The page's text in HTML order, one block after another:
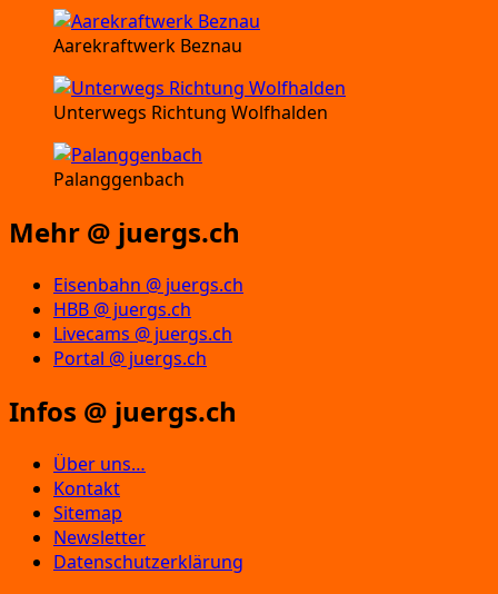
Aarekraftwerk Beznau
Unterwegs Richtung Wolfhalden
Palanggenbach
Mehr @ juergs.ch
Eisenbahn @ juergs.ch
HBB @ juergs.ch
Livecams @ juergs.ch
Portal @ juergs.ch
Infos @ juergs.ch
Über uns…
Kontakt
Sitemap
Newsletter
Datenschutzerklärung